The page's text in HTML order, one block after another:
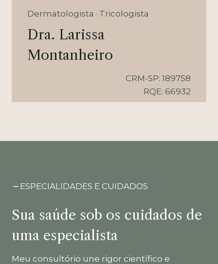
Dermatologista · Tricologista
Dra. Larissa
Montanheiro
CRM-SP: 189758
RQE: 66932
ESPECIALIDADES E CUIDADOS
Sua saúde sob os cuidados de
uma especialista
Meu consultório une rigor científico e